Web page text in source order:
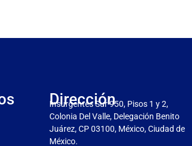
Dirección
Insurgentes Sur 950, Pisos 1 y 2,
Colonia Del Valle, Delegación Benito
Juárez, CP 03100, México, Ciudad de
México.